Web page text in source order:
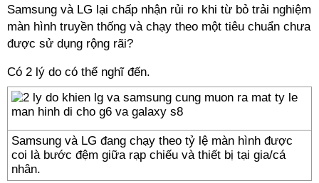
Samsung và LG lại chấp nhận rủi ro khi từ bỏ trải nghiệm
màn hình truyền thống và chạy theo một tiêu chuẩn chưa
được sử dụng rộng rãi?
Có 2 lý do có thể nghĩ đến.
Samsung và LG đang chạy theo tỷ lệ màn hình được
coi là bước đệm giữa rạp chiếu và thiết bị tại gia/cá
nhân.